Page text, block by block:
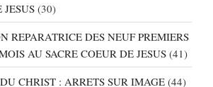
(30)
REPARATRICE DES NEUF PREMIERS
AU SACRE COEUR DE JESUS (41)
CHRIST : ARRETS SUR IMAGE (44)